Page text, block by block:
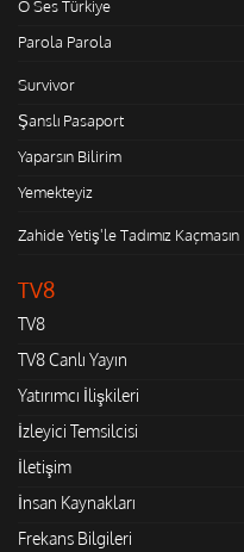
O Ses Türkiye
Parola Parola
Survivor
Şanslı Pasaport
Yaparsın Bilirim
Yemekteyiz
Zahide Yetiş'le Tadımız Kaçmasın
TV8
TV8
TV8 Canlı Yayın
Yatırımcı İlişkileri
İzleyici Temsilcisi
İletişim
İnsan Kaynakları
Frekans Bilgileri